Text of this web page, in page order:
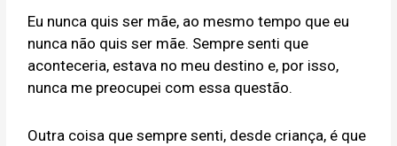
Eu nunca quis ser mãe, ao mesmo tempo que eu
nunca não quis ser mãe. Sempre senti que
aconteceria, estava no meu destino e, por isso,
nunca me preocupei com essa questão.
Outra coisa que sempre senti, desde criança, é que